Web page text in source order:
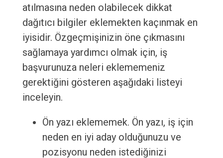
atılmasına neden olabilecek dikkat
dağıtıcı bilgiler eklemekten kaçınmak en
iyisidir. Özgeçmişinizin öne çıkmasını
sağlamaya yardımcı olmak için, iş
başvurunuza neleri eklememeniz
gerektiğini gösteren aşağıdaki listeyi
inceleyin.
Ön yazı eklememek. Ön yazı, iş için
neden en iyi aday olduğunuzu ve
pozisyonu neden istediğinizi